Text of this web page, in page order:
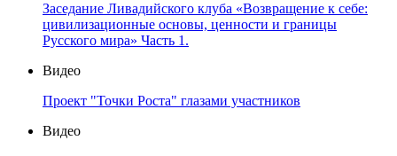
Заседание Ливадийского клуба «Возвращение к себе:
цивилизационные основы, ценности и границы
Русского мира» Часть 1.
Видео
Проект "Точки Роста" глазами участников
Видео